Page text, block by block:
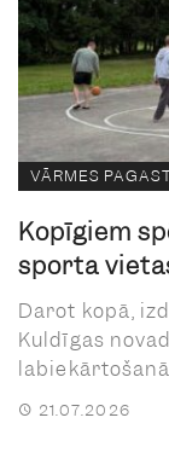
VĀRMES
Kopīgiem
sporta
Darot kopā,
Kuldīgas
21.07.2026